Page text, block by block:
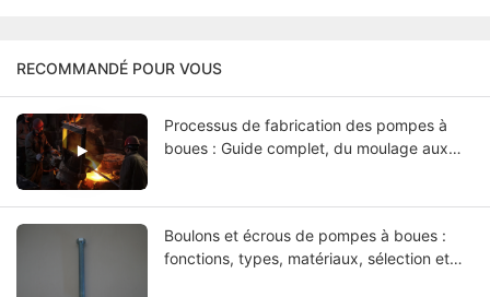
RECOMMANDÉ POUR VOUS
Processus de fabrication des pompes à
boues : Guide complet, du moulage aux
Boulons et écrous de pompes à boues :
fonctions, types, matériaux, sélection et